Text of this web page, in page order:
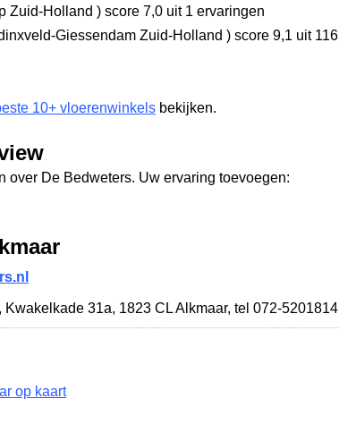
Zuid-Holland ) score 7,0 uit 1 ervaringen
Giessendam Zuid-Holland ) score 9,1 uit 116
10+ vloerenwinkels bekijken.
over De Bedweters. Uw ervaring toevoegen:
Kwakelkade 31a, 1823 CL Alkmaar, tel 072-5201814
op kaart